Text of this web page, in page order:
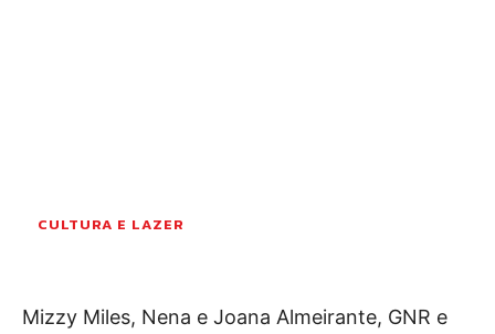
Onde comprar o Jornal
CULTURA E LAZER
Mizzy Miles, Nena e Joana Almeirante, GNR e